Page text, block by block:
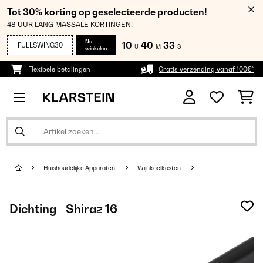
Tot 30% korting op geselecteerde producten!
48 UUR LANG MASSALE KORTINGEN!
FULLSWING30
Nu
winkelen
10 U 40 M 32 S
Flexibele betalingen Gratis verzending vanaf 100€*
Huishoudelijke Apparaten Wijnkoelkasten
Dichting - Shiraz 16